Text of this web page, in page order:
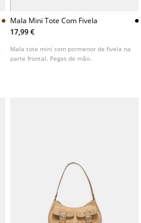
Mala Mini Tote Com Fivela
17,99 €
Mala tote mini com pormenor de fivela na
parte frontal. Pegas de mão.